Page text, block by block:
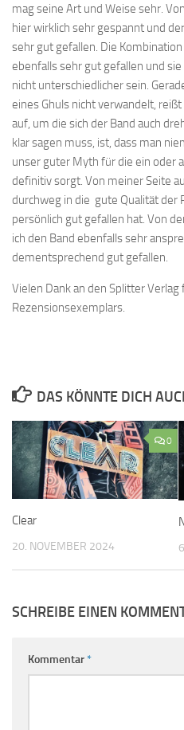
mag seine Art und Weise sehr.
hier wirklich sehr gespannt und
sehr gut gefallen. Die
ebenfalls sehr gut gefallen und
nicht unterschiedlicher sein.
eines Ghuls nicht verwandelt,
auf, um die sich der Band auch
klar sagen muss, ist, dass man
unser guter Myth für die ein oder
definitiv sorgt. Von meiner Seite
durchweg in die gute Qualität der
persönlich gut gefallen hat. Von
ich den Band ebenfalls sehr
dementsprechend gut gefallen.
Vielen Dank an den Splitter
Rezensionsexemplars.
DAS KÖNNTE DICH
0
Clear
20. NOVEMBER 2024
SCHREIBE EINEN
Kommentar*